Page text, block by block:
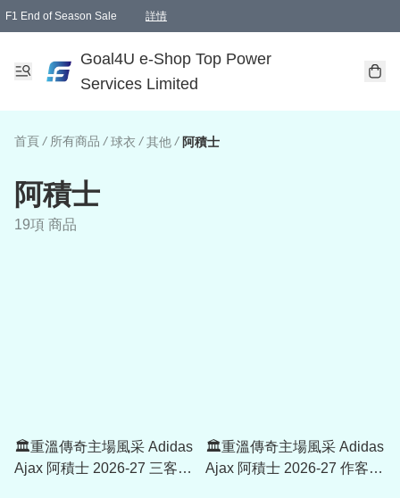
F1 End of Season Sale 詳情
Goal4U e-Shop Top Power
Services Limited
首頁 / 所有商品 / 球衣 / 其他 / 阿積士
阿積士
19項 商品
🏛️重溫傳奇主場風采 Adidas
Ajax 阿積士 2026-27 三客球
🏛️重溫傳奇主場風采 Adidas
Ajax 阿積士 2026-27 作客球